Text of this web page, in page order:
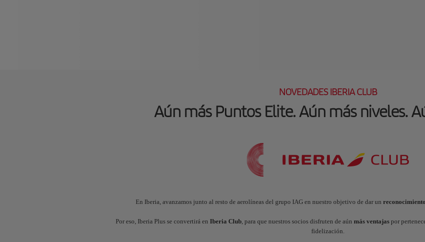
NOVEDADES IBERIA CLUB
Aún más Puntos Elite. Aún más niveles.
En Iberia, avanzamos junto al resto de aerolíneas del grupo IAG en nuestro objetivo de dar un
Por eso, Iberia Plus se convertirá en Iberia Club, para que nuestros socios disfruten de aún más ventajas por
fidelización.